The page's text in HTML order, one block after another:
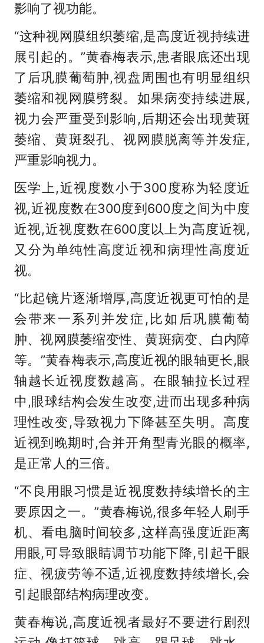
影响了视功能。
“这种视网膜组织萎缩,是高度近视持续进
展引起的。”黄春梅表示,患者眼底还出现
了后巩膜葡萄肿,视盘周围也有明显组织
萎缩和视网膜劈裂。如果病变持续进展,
视力会严重受到影响,后期还会出现黄斑
萎缩、黄斑裂孔、视网膜脱离等并发症,
严重影响视力。
医学上,近视度数小于300度称为轻度近
视,近视度数在300度到600度之间为中度
近视,近视度数在600度以上为高度近视,
又分为单纯性高度近视和病理性高度近
视。
“比起镜片逐渐增厚,高度近视更可怕的是
会带来一系列并发症,比如后巩膜葡萄
肿、视网膜萎缩变性、黄斑病变、白内障
等。”黄春梅表示,高度近视的眼轴更长,眼
轴越长近视度数越高。在眼轴拉长过程
中,眼球结构会发生改变,进而出现多种病
理性改变,导致视力下降甚至失明。高度
近视到晚期时,合并开角型青光眼的概率,
是正常人的三倍。
“不良用眼习惯是近视度数持续增长的主
要原因之一。”黄春梅说,很多年轻人刷手
机、看电脑时间较多,这样高强度近距离
用眼,可导致眼睛调节功能下降,引起干眼
症、视疲劳等不适,近视度数持续增长,会
引起眼部结构病理改变。
黄春梅说,高度近视者最好不要进行剧烈